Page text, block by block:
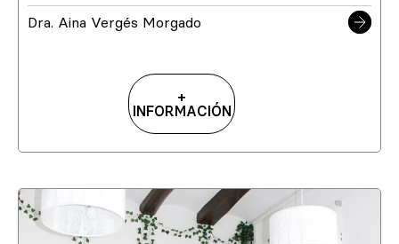
Dra. Aina Vergés Morgado
+
INFORMACIÓN